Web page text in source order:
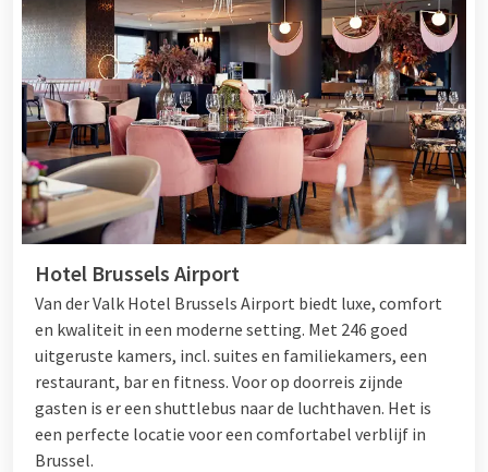
Hotel Brussels Airport
Van der Valk Hotel Brussels Airport biedt luxe, comfort
en kwaliteit in een moderne setting. Met 246 goed
uitgeruste kamers, incl. suites en familiekamers, een
restaurant, bar en fitness. Voor op doorreis zijnde
gasten is er een shuttlebus naar de luchthaven. Het is
een perfecte locatie voor een comfortabel verblijf in
Brussel.